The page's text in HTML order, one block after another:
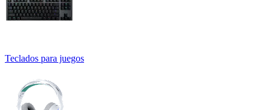
Teclados para juegos